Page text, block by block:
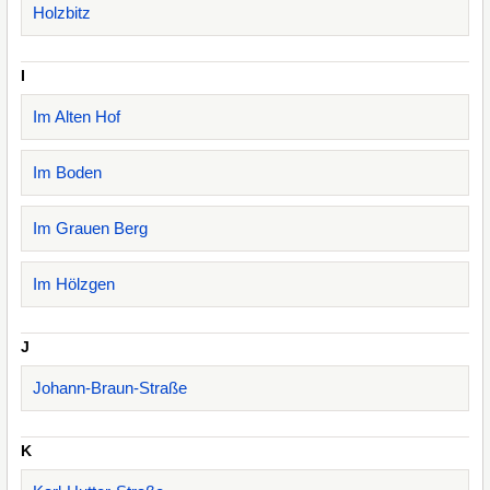
Holzbitz
I
Im Alten Hof
Im Boden
Im Grauen Berg
Im Hölzgen
J
Johann-Braun-Straße
K